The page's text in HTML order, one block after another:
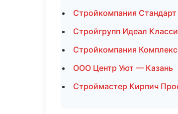
Стройкомпания
Стройгрупп Идеал
Стройкомпания
ООО Центр Уют — Казань
Строймастер Кирпич